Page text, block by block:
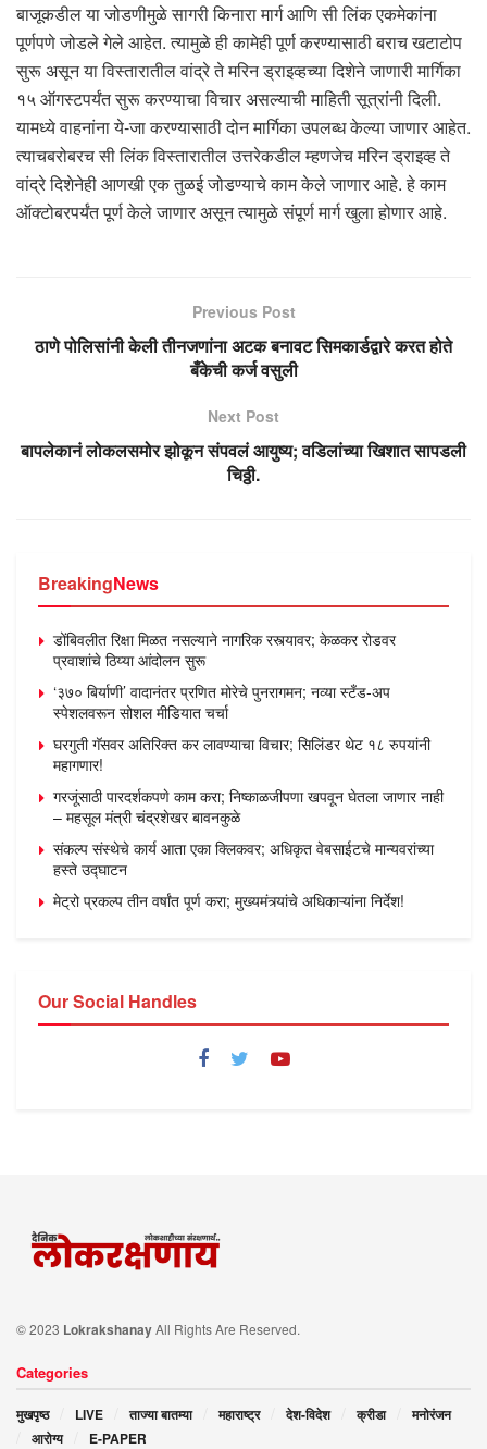
बाजूकडील या जोडणीमुळे सागरी किनारा मार्ग आणि सी लिंक एकमेकांना
पूर्णपणे जोडले गेले आहेत. त्यामुळे ही कामेही पूर्ण करण्यासाठी बराच खटाटोप
सुरू असून या विस्तारातील वांद्रे ते मरिन ड्राइव्हच्या दिशेने जाणारी मार्गिका
१५ ऑगस्टपर्यंत सुरू करण्याचा विचार असल्याची माहिती सूत्रांनी दिली.
यामध्ये वाहनांना ये-जा करण्यासाठी दोन मार्गिका उपलब्ध केल्या जाणार आहेत.
त्याचबरोबरच सी लिंक विस्तारातील उत्तरेकडील म्हणजेच मरिन ड्राइव्ह ते
वांद्रे दिशेनेही आणखी एक तुळई जोडण्याचे काम केले जाणार आहे. हे काम
ऑक्टोबरपर्यंत पूर्ण केले जाणार असून त्यामुळे संपूर्ण मार्ग खुला होणार आहे.
Previous Post
ठाणे पोलिसांनी केली तीनजणांना अटक बनावट सिमकार्डद्वारे करत होते
बँकेची कर्ज वसुली
Next Post
बापलेकानं लोकलसमोर झोकून संपवलं आयुष्य; वडिलांच्या खिशात सापडली
चिठ्ठी.
BreakingNews
डोंबिवलीत रिक्षा मिळत नसल्याने नागरिक रस्त्यावर; केळकर रोडवर
प्रवाशांचे ठिय्या आंदोलन सुरू
‘३७० बिर्याणी’ वादानंतर प्रणित मोरेचे पुनरागमन; नव्या स्टँड-अप
स्पेशलवरून सोशल मीडियात चर्चा
घरगुती गॅसवर अतिरिक्त कर लावण्याचा विचार; सिलिंडर थेट १८ रुपयांनी
महागणार!
गरजूंसाठी पारदर्शकपणे काम करा; निष्काळजीपणा खपवून घेतला जाणार नाही
– महसूल मंत्री चंद्रशेखर बावनकुळे
संकल्प संस्थेचे कार्य आता एका क्लिकवर; अधिकृत वेबसाईटचे मान्यवरांच्या
हस्ते उद्घाटन
मेट्रो प्रकल्प तीन वर्षांत पूर्ण करा; मुख्यमंत्र्यांचे अधिकाऱ्यांना निर्देश!
Our Social Handles
© 2023 LokrakshanayAll Rights Are Reserved.
Categories
मुखपृष्ठ LIVE ताज्या बातम्या महाराष्ट्र देश-विदेश क्रीडा
मनोरंजन
आरोग्य
E-PAPER